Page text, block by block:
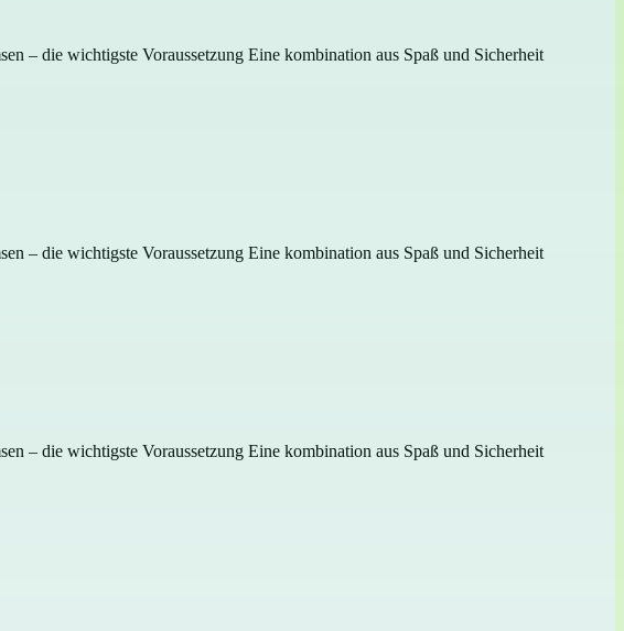
– die wichtigste Voraussetzung Eine kombination aus Spaß und Sicherheit
– die wichtigste Voraussetzung Eine kombination aus Spaß und Sicherheit
– die wichtigste Voraussetzung Eine kombination aus Spaß und Sicherheit